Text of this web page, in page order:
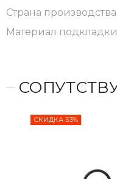
Страна производства:
Материал
СКИДКА 53%